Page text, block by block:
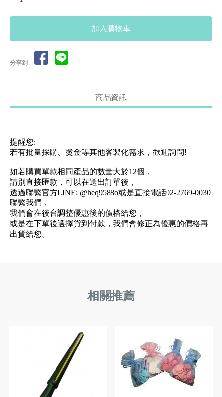
分享到
商品資訊
提醒您:
若有批量採購、燙金等其他客製化需求，歡迎詢問!
如若購買單款相同產品的數量大於12個，
請別直接匯款，可以在送出訂單後，
透過聯繫官方LINE: @heq9588o或是直接電話02-2769-0030
聯繫我們，
我們會在後台調整優惠後的價格給您，
或是在下單後選擇貨到付款，我們會修正為優惠的價格再
出貨給您。